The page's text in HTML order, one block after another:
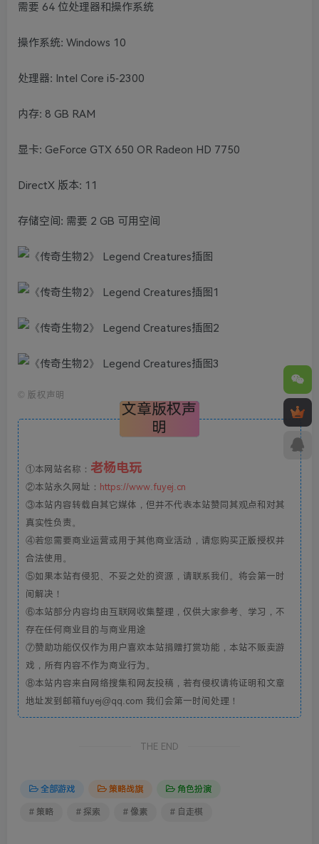
需要 64 位处理器和操作系统
操作系统: Windows 10
处理器: Intel Core i5-2300
内存: 8 GB RAM
显卡: GeForce GTX 650 OR Radeon HD 7750
DirectX 版本: 11
存储空间: 需要 2 GB 可用空间
© 版权声明
文章版权声
明
①本网站名称： 老杨电玩
②本站永久网址： https://www.fuyej.cn
③本站内容转载自其它媒体，但并不代表本站赞同其观点和对其
真实性负责。
④若您需要商业运营或用于其他商业活动，请您购买正版授权并
合法使用。
⑤如果本站有侵犯、不妥之处的资源，请联系我们。将会第一时
间解决！
⑥本站部分内容均由互联网收集整理，仅供大家参考、学习，不
存在任何商业目的与商业用途
⑦赞助功能仅仅作为用户喜欢本站捐赠打赏功能，本站不贩卖游
戏，所有内容不作为商业行为。
⑧本站内容来自网络搜集和网友投稿，若有侵权请将证明和文章
地址发到邮箱fuyej@qq.com 我们会第一时间处理！
THE END
全部游戏 策略战旗 角色扮演
# 策略 # 探索 # 像素 # 自走棋